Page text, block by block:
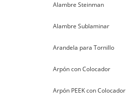
Alambre Steinman
Alambre Sublaminar
Arandela para Tornillo
Arpón con Colocador
Arpón PEEK con Colocador